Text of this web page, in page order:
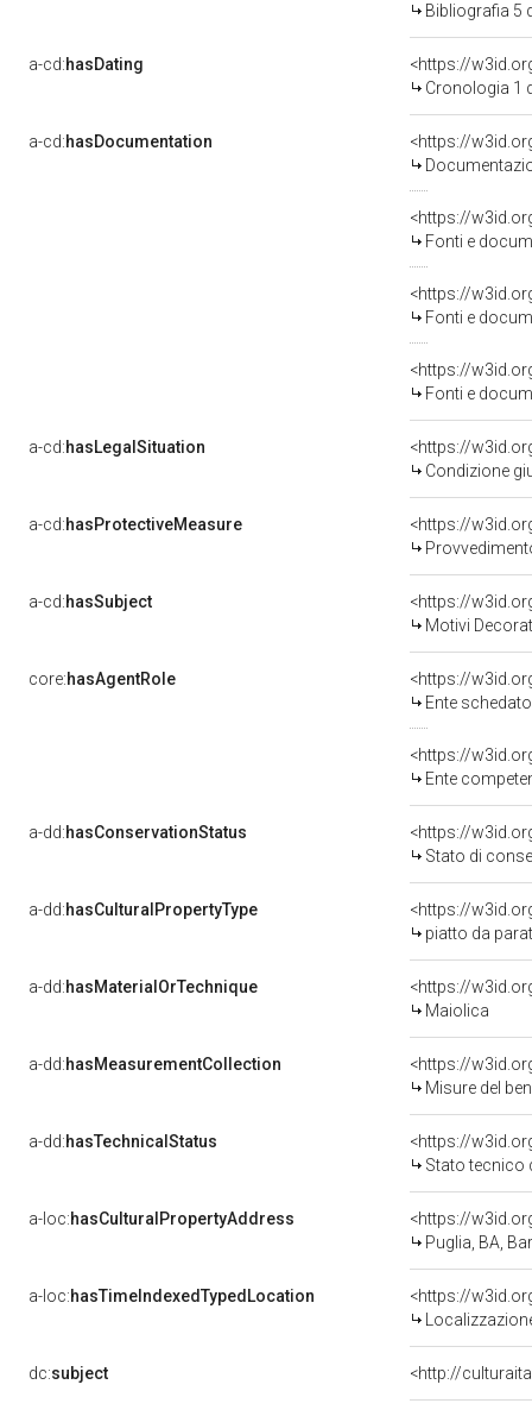
Bibliografia 5
a-cd:hasDating
<https://
Cronologia 1
a-cd:hasDocumentation
<https://
Fonti e
<https://
Fonti e
<https://
Fonti e
a-cd:hasLegalSituation
<https://
Condizione
a-cd:hasProtectiveMeasure
<https://
a-cd:hasSubject
<https://
Motivi
core:hasAgentRole
<https://
Ente schedatore
<https://
Ente competente
a-dd:hasConservationStatus
<https://
Stato di
a-dd:hasCulturalPropertyType
<https://
piatto da
a-dd:hasMaterialOrTechnique
<https://
Maiolica
a-dd:hasMeasurementCollection
<https://
Misure del
a-dd:hasTechnicalStatus
<https://
Stato tecnico
a-loc:hasCulturalPropertyAddress
<https://
Puglia, BA,
a-loc:hasTimeIndexedTypedLocation
<https://
dc:subject <http://